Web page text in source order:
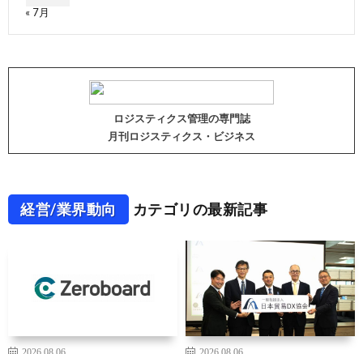
« 7月
ロジスティクス管理の専門誌
月刊ロジスティクス・ビジネス
経営/業界動向 カテゴリの最新記事
2026.08.06
2026.08.06